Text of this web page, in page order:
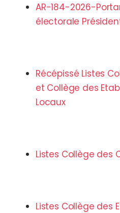
AR-184-2026-
électorale
Récépissé Listes
et Collège des
Locaux
Listes Collège des
Listes Collège des